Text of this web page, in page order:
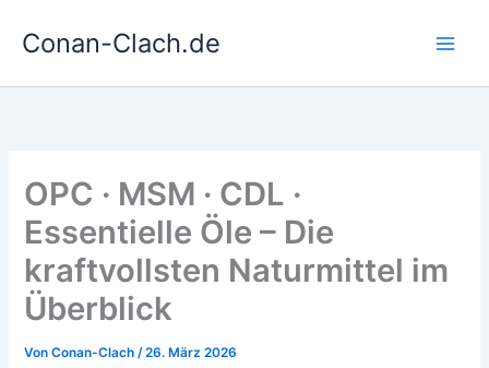
InhaltConan-Clach.de
OPC · MSM · CDL ·
Essentielle Öle – Die
kraftvollsten Naturmittel im
Überblick
VonConan-Clach/26. März 2026